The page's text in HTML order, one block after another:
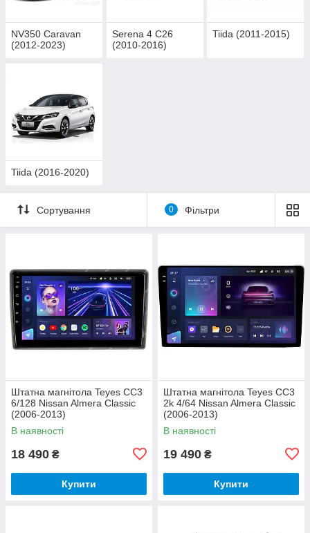
NV350 Caravan
(2012-2023)
Serena 4 C26
(2010-2016)
Tiida (2011-2015)
Tiida (2016-2020)
Сортування 0 Фільтри
Штатна магнітола Teyes CC3
6/128 Nissan Almera Classic
(2006-2013)
В наявності
18 490 ₴
Купити
Штатна магнітола Teyes CC3
2k 4/64 Nissan Almera Classic
(2006-2013)
В наявності
19 490 ₴
Купити